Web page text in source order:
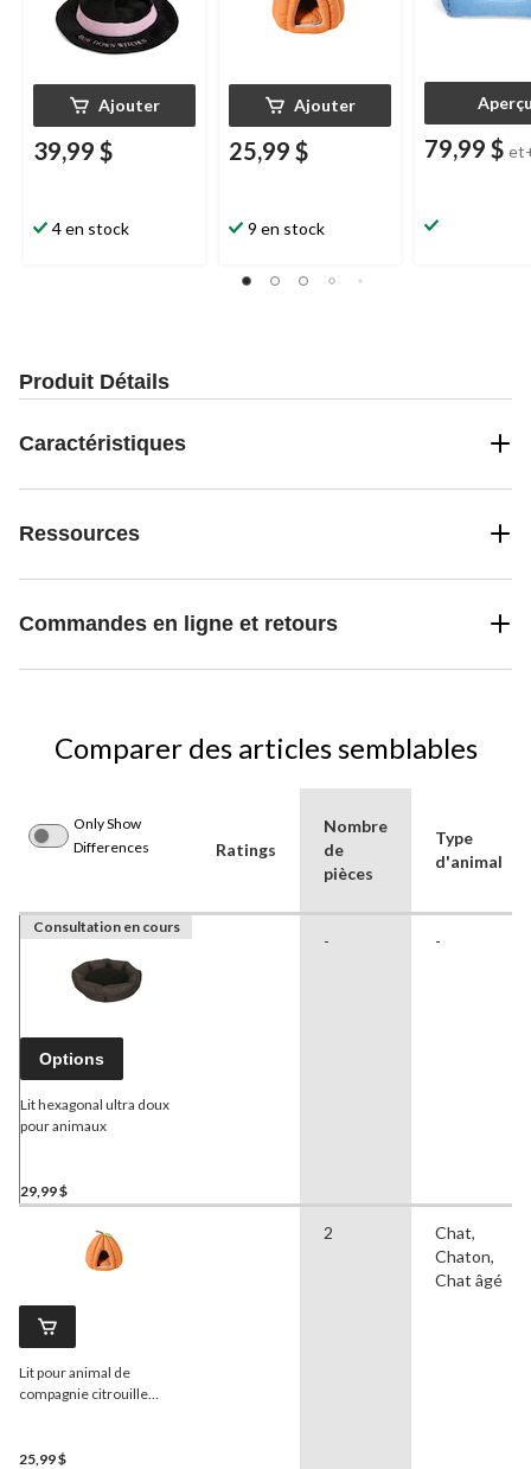
Ajouter
39,99 $
4 en stock
Ajouter
25,99 $
9 en stock
79,99 $
Produit Détails
Caractéristiques
Ressources
Commandes en ligne et retours
Comparer des articles semblables
Only Show
Differences
Ratings
Nombre
de
pièces
Type
d'animal
Consultation en cours
Options
Lit hexagonal ultra doux
pour animaux
29,99 $
- -
Lit pour animal de
compagnie citrouille
25,99 $
2
Chat,
Chaton,
Chat âgé